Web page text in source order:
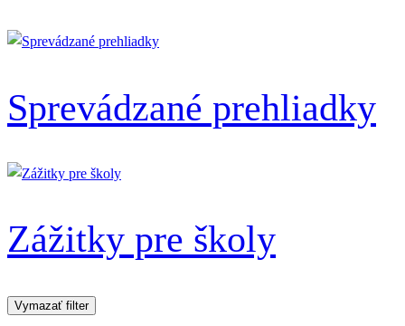
Sprevádzané prehliadky
Zážitky pre školy
Vymazať filter